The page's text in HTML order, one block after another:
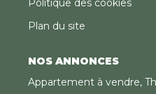
Politique des cookies
Plan du site
NOS ANNONCES
Appartement à vendre,